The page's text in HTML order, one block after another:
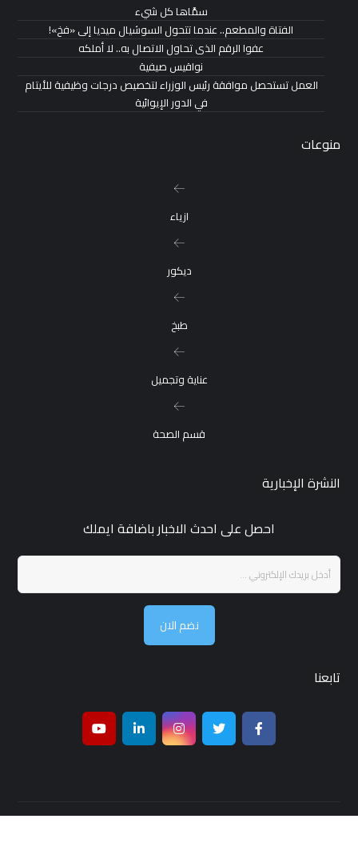
سمَّاها كل شيء
الفتاة والمطعم.. عندما تتحول السوشيال ميديا إلى «فخ»!
عفوا الرقم الذى تحاول الاتصال به.. لا أملكه
نواقيس صيفية
العمل تستحصل موافقة رئيس الوزراء لتخصيص درجات وظيفية للأيتام
في الدور الإيوائية
منوعات
ازياء
ديكور
طبخ
عناية وتجميل
قسم الصحة
النشرة الإخبارية
احصل على احدث الاخبار باضافة ايملك
نضم الان
تابعنا